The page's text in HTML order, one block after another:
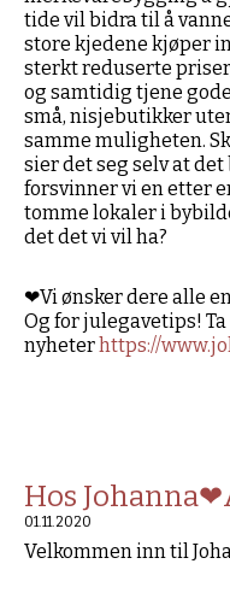
tide vil bidra til å
store kjedene kjøper
sterkt reduserte
og samtidig tjene
små, nisjebutikker
samme muligheten.
sier det seg selv at
forsvinner vi en etter
tomme lokaler i
det det vi vil ha?
❤Vi ønsker dere alle
Og for julegavetips!
nyheterhttps://
Hos
01.11.2020
Velkommen inn til